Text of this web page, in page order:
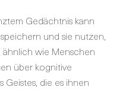
Gedächtnis kann
und sie nutzen,
wie Menschen
über kognitive
Geistes, die es ihnen